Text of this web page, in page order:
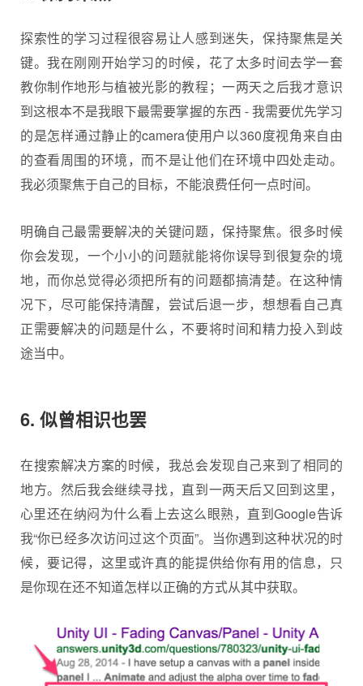
探索性的学习过程很容易让人感到迷失，保持聚焦是关
键。我在刚刚开始学习的时候，花了太多时间去学一套
教你制作地形与植被光影的教程；一两天之后我才意识
到这根本不是我眼下最需要掌握的东西 - 我需要优先学习
的是怎样通过静止的camera使用户以360度视角来自由
的查看周围的环境，而不是让他们在环境中四处走动。
我必须聚焦于自己的目标，不能浪费任何一点时间。
明确自己最需要解决的关键问题，保持聚焦。很多时候
你会发现，一个小小的问题就能将你误导到很复杂的境
地，而你总觉得必须把所有的问题都搞清楚。在这种情
况下，尽可能保持清醒，尝试后退一步，想想看自己真
正需要解决的问题是什么，不要将时间和精力投入到歧
途当中。
6. 似曾相识也罢
在搜索解决方案的时候，我总会发现自己来到了相同的
地方。然后我会继续寻找，直到一两天后又回到这里，
心里还在纳闷为什么看上去这么眼熟，直到Google告诉
我“你已经多次访问过这个页面”。当你遇到这种状况的时
候，要记得，这里或许真的能提供给你有用的信息，只
是你现在还不知道怎样以正确的方式从其中获取。